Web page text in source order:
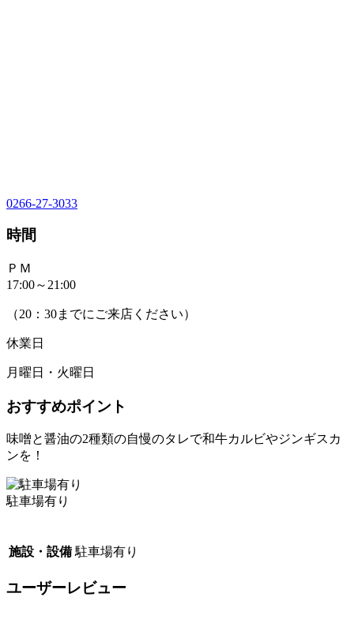
0266-27-3033
時間
ＰＭ
17:00～21:00
（20：30までにご来店ください）
休業日
月曜日・火曜日
おすすめポイント
味噌と醤油の2種類の自慢のタレで和牛カルビやジンギスカ
ンを！
駐車場有り
施設・設備 駐車場有り
ユーザーレビュー